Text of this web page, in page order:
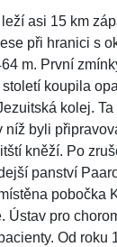
asi 15 km
při hranici s
m. První
koupila
kolej.
níž byli
kněží. Po
panství
pobočka
Ústav pro
Od roku